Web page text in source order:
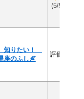
(5/5)
知りたい！
座のふしぎ
評価なし